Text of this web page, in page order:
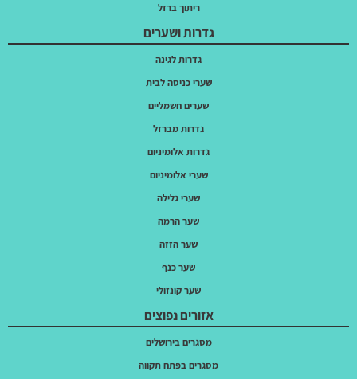
ריתוך ברזל
גדרות ושערים
גדרות לגינה
שערי כניסה לבית
שערים חשמליים
גדרות מברזל
גדרות אלומיניום
שערי אלומיניום
שערי גלילה
שער הרמה
שער הזזה
שער כנף
שער קונזולי
אזורים נפוצים
מסגרים בירושלים
מסגרים בפתח תקווה